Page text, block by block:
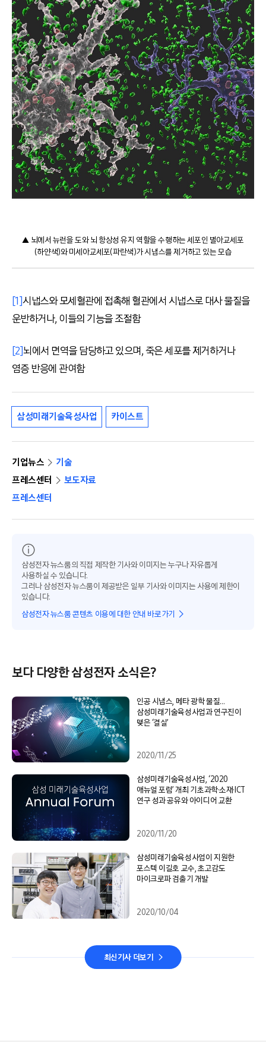
▲ 뇌에서 뉴런을 도와 뇌 항상성 유지 역할을 수행하는 세포인 별아교세포
(하얀색)와 미세아교세포(파란색)가 시냅스를 제거하고 있는 모습
[1]시냅스와 모세혈관에 접촉해 혈관에서 시냅스로 대사 물질을
운반하거나, 이들의 기능을 조절함
[2]뇌에서 면역을 담당하고 있으며, 죽은 세포를 제거하거나
염증 반응에 관여함
삼성미래기술육성사업 카이스트
기업뉴스
기술
프레스센터
보도자료
프레스센터
삼성전자 뉴스룸의 직접 제작한 기사와 이미지는 누구나 자유롭게
사용하실 수 있습니다.
그러나 삼성전자 뉴스룸이 제공받은 일부 기사와 이미지는 사용에 제한이
있습니다.
삼성전자 뉴스룸 콘텐츠 이용에 대한 안내 바로가기
보다 다양한 삼성전자 소식은?
인공 시냅스, 메타 광학 물질…
삼성미래기술육성사업과 연구진이
맺은 ‘결실’
2020/11/25
삼성미래기술육성사업, ‘2020
애뉴얼 포럼’ 개최 기초과학·소재·ICT
연구 성과 공유와 아이디어 교환
2020/11/20
삼성미래기술육성사업이 지원한
포스텍 이길호 교수, 초고감도
마이크로파 검출기 개발
2020/10/04
최신기사 더보기